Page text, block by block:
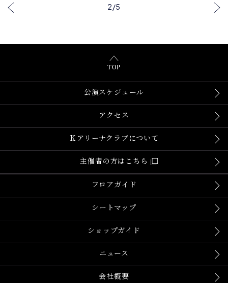
2/5
TOP
公演スケジュール
アクセス
Ｋアリーナクラブについて
主催者の方はこちら
フロアガイド
シートマップ
ショップガイド
ニュース
会社概要